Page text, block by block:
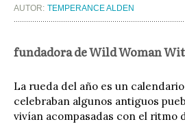
AUTOR: TEMPERANCE ALDEN
fundadora de Wild Woman
La rueda del año es un
celebraban algunos antiguos
vivían acompasadas con el ritmo